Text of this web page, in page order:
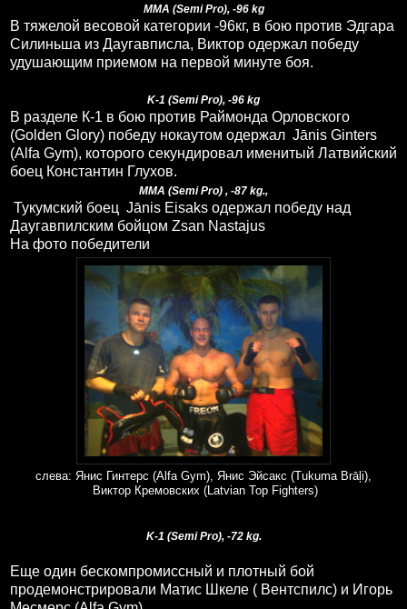
MMA (Semi Pro), -96 kg
В тяжелой весовой категории -96кг, в бою против Эдгара
Силиньша из Даугавписла, Виктор одержал победу
удушающим приемом на первой минуте боя.
K-1 (Semi Pro), -96 kg
В разделе К-1 в бою против Раймонда Орловского
(Golden Glory) победу нокаутом одержал Jānis Ginters
(Alfa Gym), которого секундировал именитый Латвийский
боец Константин Глухов.
MMA (Semi Pro) , -87 kg.,
Тукумский боец Jānis Eisaks одержал победу над
Даугавпилским бойцом Zsan Nastajus
На фото победители
слева: Янис Гинтерс (Alfa Gym), Янис Эйсакс (Tukuma Brāļi),
Виктор Кремовских (Latvian Top Fighters)
K-1 (Semi Pro), -72 kg.
Еще один бескомпромиссный и плотный бой
продемонстрировали Матис Шкеле ( Вентспилс) и Игорь